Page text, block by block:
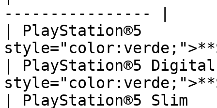
---------------- |
| PlayStation®5
| PlayStation®5
| PlayStation®5 Slim